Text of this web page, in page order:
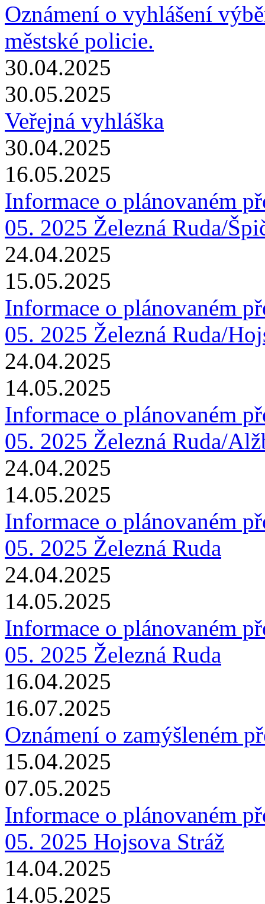
Oznámení o vyhlášení
městské policie.
30.04.2025
30.05.2025
Veřejná vyhláška
30.04.2025
16.05.2025
Informace o plánovaném
05. 2025 Železná Ruda/
24.04.2025
15.05.2025
Informace o plánovaném
05. 2025 Železná Ruda/
24.04.2025
14.05.2025
Informace o plánovaném
05. 2025 Železná Ruda/
24.04.2025
14.05.2025
Informace o plánovaném
05. 2025 Železná Ruda
24.04.2025
14.05.2025
Informace o plánovaném
05. 2025 Železná Ruda
16.04.2025
16.07.2025
Oznámení o zamýšleném
15.04.2025
07.05.2025
Informace o plánovaném
05. 2025 Hojsova Stráž
14.04.2025
14.05.2025